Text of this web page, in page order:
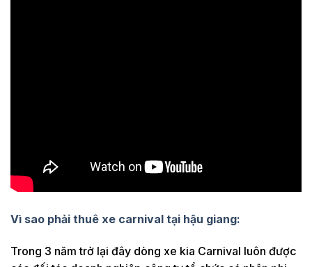
Vì sao phải thuê xe carnival tại hậu giang:
Trong 3 năm trở lại đây dòng xe kia Carnival luôn được